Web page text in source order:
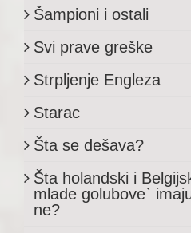
Šampioni i ostali
Svi prave greške
Strpljenje Engleza
Starac
Šta se dešava?
Šta holandski i
mlade golubove`
ne?